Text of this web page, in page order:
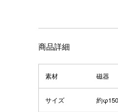
商品詳細
素材 磁器
サイズ 約